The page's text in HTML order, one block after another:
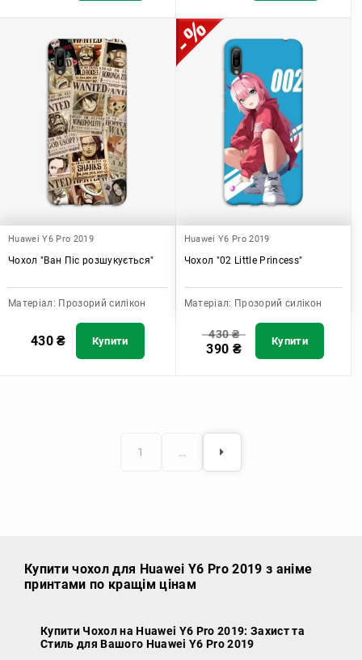
Huawei Y6 Pro 2019
Чохол "Ван Піс розшукується"
Матеріал: Прозорий силікон
430₴ Купити
Huawei Y6 Pro 2019
Чохол "02 Little Princess"
Матеріал: Прозорий силікон
430₴
390 ₴ Купити
1 …
Купити чохол для Huawei Y6 Pro 2019 з аніме
принтами по кращім цінам
Купити Чохол на Huawei Y6 Pro 2019: Захист та
Стиль для Вашого Huawei Y6 Pro 2019